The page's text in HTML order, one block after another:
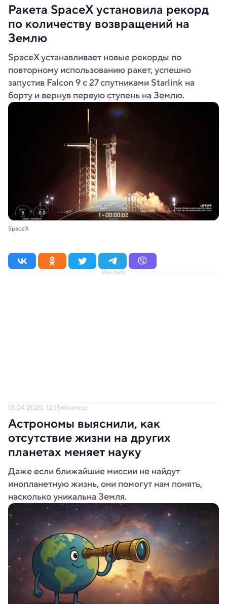
Ракета SpaceX установила рекорд
по количеству возвращений на
Землю
SpaceX устанавливает новые рекорды по
повторному использованию ракет, успешно
запустив Falcon 9 с 27 спутниками Starlink на
борту и вернув первую ступень на Землю.
SpaceX
Реклама
13.04.2025, 12:15 Космос
Астрономы выяснили, как
отсутствие жизни на других
планетах меняет науку
Даже если ближайшие миссии не найдут
инопланетную жизнь, они помогут нам понять,
насколько уникальна Земля.